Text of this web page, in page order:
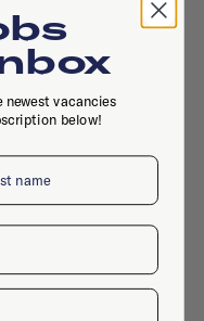
vacancies
below!